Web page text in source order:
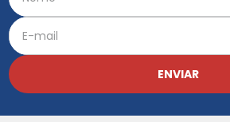
ENVIAR